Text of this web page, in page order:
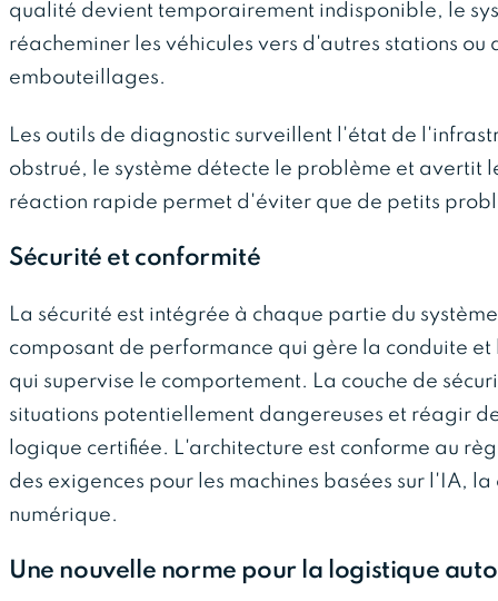
qualité devient temporairement indisponible, le
réacheminer les véhicules vers d'autres stations
embouteillages.
Les outils de diagnostic surveillent l'état de
obstrué, le système détecte le problème et avertit
réaction rapide permet d'éviter que de petits
Sécurité et conformité
La sécurité est intégrée à chaque partie du
composant de performance qui gère la conduite
qui supervise le comportement. La couche de
situations potentiellement dangereuses et réagir
logique certifiée. L'architecture est conforme au
des exigences pour les machines basées sur l'IA,
numérique.
Une nouvelle norme pour la logistique